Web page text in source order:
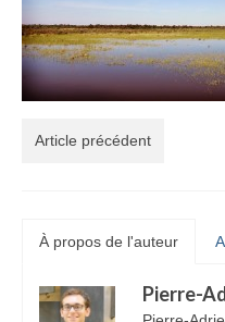
Presse
Article précédent
À propos de l'auteur
Pierre-